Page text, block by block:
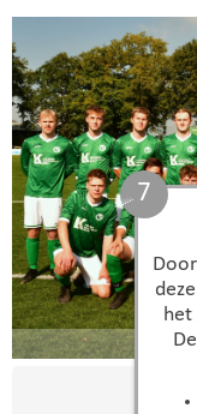
het
6